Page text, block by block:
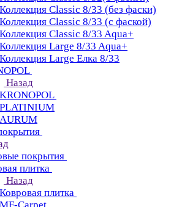
Коллекция Classic 8/33 (без фаски)
Коллекция Classic 8/33 (с фаской)
Коллекция Classic 8/33 Aqua+
Коллекция Large 8/33 Aqua+
Коллекция Large Елка 8/33
Назад
KRONOPOL
PLATINIUM
AURUM
покрытия
плитка
Назад
Ковровая плитка